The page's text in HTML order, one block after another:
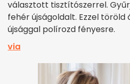
választott tisztítószerrel.
fehér újságoldalt. Ezzel töröld
újsággal polírozd fényesre.
via